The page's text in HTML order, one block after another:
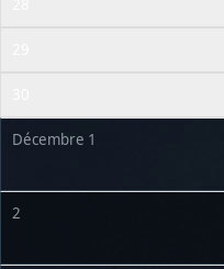
Décembre 1
2